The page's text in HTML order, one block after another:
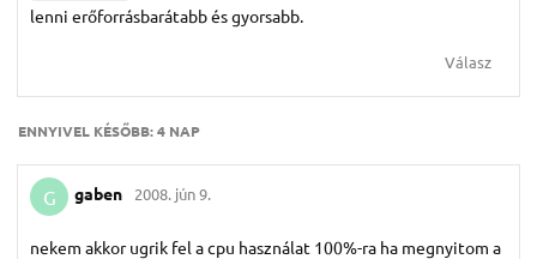
lenni erőforrásbarátabb és gyorsabb.
Válasz
ENNYIVEL KÉSŐBB:4 NAP
G gaben 2008. jún 9.
nekem akkor ugrik fel a cpu használat 100%-ra ha megnyitom a